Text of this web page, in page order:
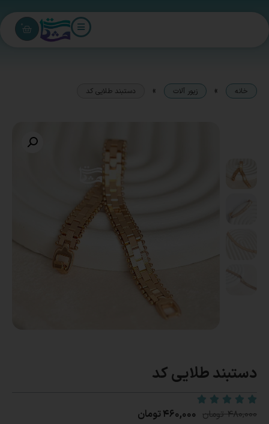
0
خانه » زیور آلات » دستبند طلایی کد
دستبند طلایی کد
۴۸۰,۰۰۰ تومان ۴۶۰,۰۰۰تومان